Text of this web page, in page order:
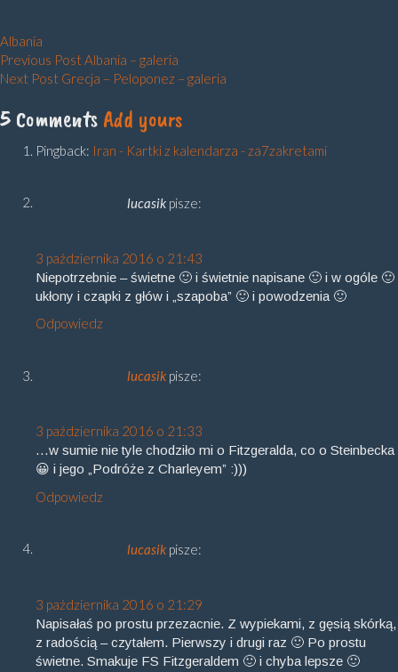
Albania
Nawigacja
wpisu
Previous Post Albania – galeria
Next Post Grecja – Peloponez – galeria
5 Comments Add yours
Pingback: Iran - Kartki z kalendarza - za7zakretami
lucasik pisze:
3 października 2016 o 21:43
Niepotrzebnie – świetne 🙂 i świetnie napisane 🙂 i w ogóle 🙂
ukłony i czapki z głów i „szapoba” 🙂 i powodzenia 🙂
Odpowiedz
lucasik pisze:
3 października 2016 o 21:33
…w sumie nie tyle chodziło mi o Fitzgeralda, co o Steinbecka
😀 i jego „Podróże z Charleyem” :)))
Odpowiedz
lucasik pisze:
3 października 2016 o 21:29
Napisałaś po prostu przezacnie. Z wypiekami, z gęsią skórką,
z radością – czytałem. Pierwszy i drugi raz 🙂 Po prostu
świetne. Smakuje FS Fitzgeraldem 🙂 i chyba lepsze 🙂